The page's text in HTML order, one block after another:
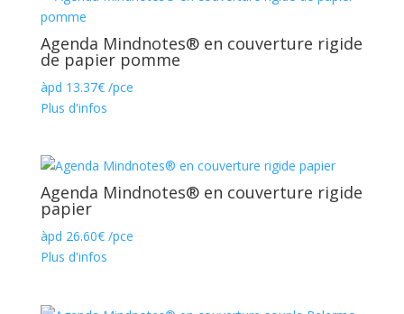
Agenda Mindnotes® en couverture rigide
de papier pomme
àpd 13.37€/pce
Plus d'infos
Agenda Mindnotes® en couverture rigide
papier
àpd 26.60€/pce
Plus d'infos